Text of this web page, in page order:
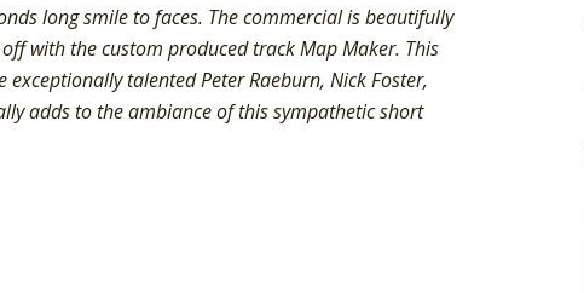
long smile to faces. The commercial is beautifully
with the custom produced track Map Maker. This
talented Peter Raeburn, Nick Foster,
adds to the ambiance of this sympathetic short